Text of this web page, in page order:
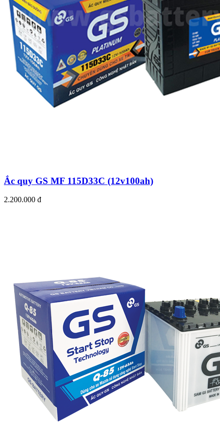
Ắc quy GS MF 115D33C (12v100ah)
2.200.000 đ